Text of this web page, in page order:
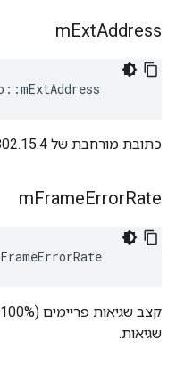
mExtAddress
::mExtAddress
כתובת מורחבת של IEEE 802.15.4.
mFrameErrorRate
שגיאות.